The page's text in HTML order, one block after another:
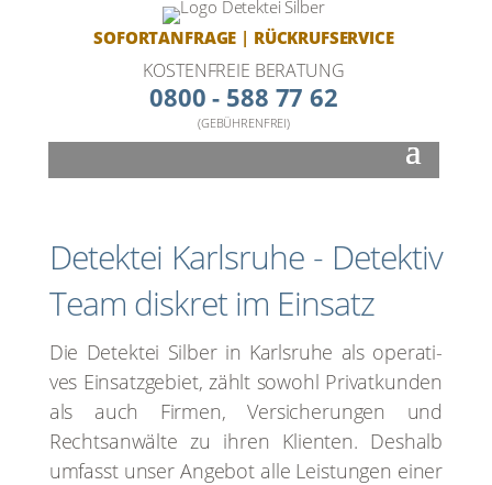
SOFORTANFRAGE | RÜCKRUFSERVICE
KOSTENFREIE BERATUNG
0800 - 588 77 62
(GEBÜHRENFREI)
Detek­tei Karls­ru­he - Detek­tiv
Team dis­kret im Ein­satz
Die Detek­tei Sil­ber in Karls­ru­he als ope­ra­ti­
ves Ein­satz­ge­biet, zählt sowohl Pri­vat­kun­den
als auch Fir­men, Ver­si­che­run­gen und
Rechts­an­wäl­te zu ihren Kli­en­ten. Des­halb
umfasst unser Ange­bot alle Leis­tun­gen einer